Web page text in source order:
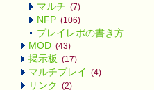
マルチ (7)
NFP (106)
プレイレポの書き方
MOD (43)
掲示板 (17)
マルチプレイ (4)
リンク (2)